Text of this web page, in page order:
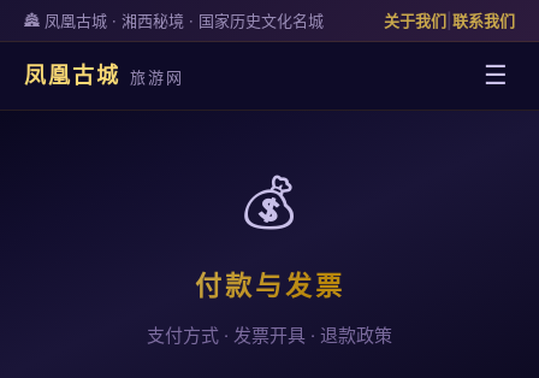
🏯 凤凰古城 · 湘西秘境 · 国家历史文化名城 关于我们 联系我们
凤凰古城 旅游网 ☰
💰
付款与发票
支付方式 · 发票开具 · 退款政策